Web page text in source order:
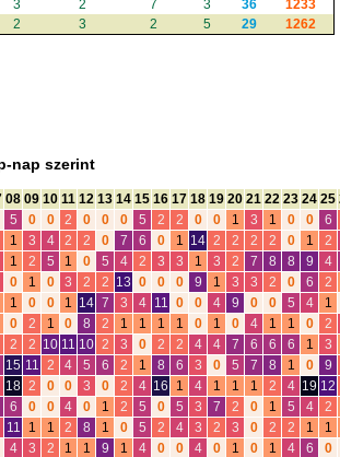
3 2 7 3 36
1233
2 3 2 5 29 1262
nap szerint
08 09 10 11 12 13 14 15 16 17 18 19 20 21 22 23 24 25
5 0 0 2 0 0 0 5 2 2 0 0 1 3 1 0 0
6
1 3 4 2 2 0 7 6 0 1 14 2 2 2 2 0 1
2
1 2 5 1 0 5 4 2 3 3 1 3 2 7 8 8 9
4
0 1 0 3 2 2 13 0 0 0 9 1 3 3 2 0 6
2
1 0 0 1 14 7 3 4 11 0 0 4 9 0 0 5 4
1
0 2 1 0 8 2 1 1 1 1 0 1 0 4 1 1 0
2
2 2 10 11 10 2 3 0 2 2 4 4 7 6 6 6 1
3
15 11 2 4 5 6 2 1 8 6 3 0 5 7 8 1 0
9
18 2 0 0 3 0 2 4 16 1 4 1 1 1 2 4 19 12
6 0 0 4 0 1 2 5 0 5 3 7 2 0 1 5 4
2
11 1 1 2 8 1 0 5 2 4 3 2 3 0 2 2 1
1
4 3 2 1 1 9 1 4 0 0 4 0 1 0 1 4 6 0